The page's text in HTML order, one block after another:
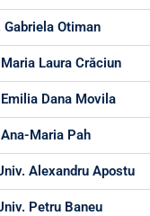
Gabriela Otiman
Laura Crăciun
Dana Movila
Maria Pah
Alexandru Apostu
Petru Baneu